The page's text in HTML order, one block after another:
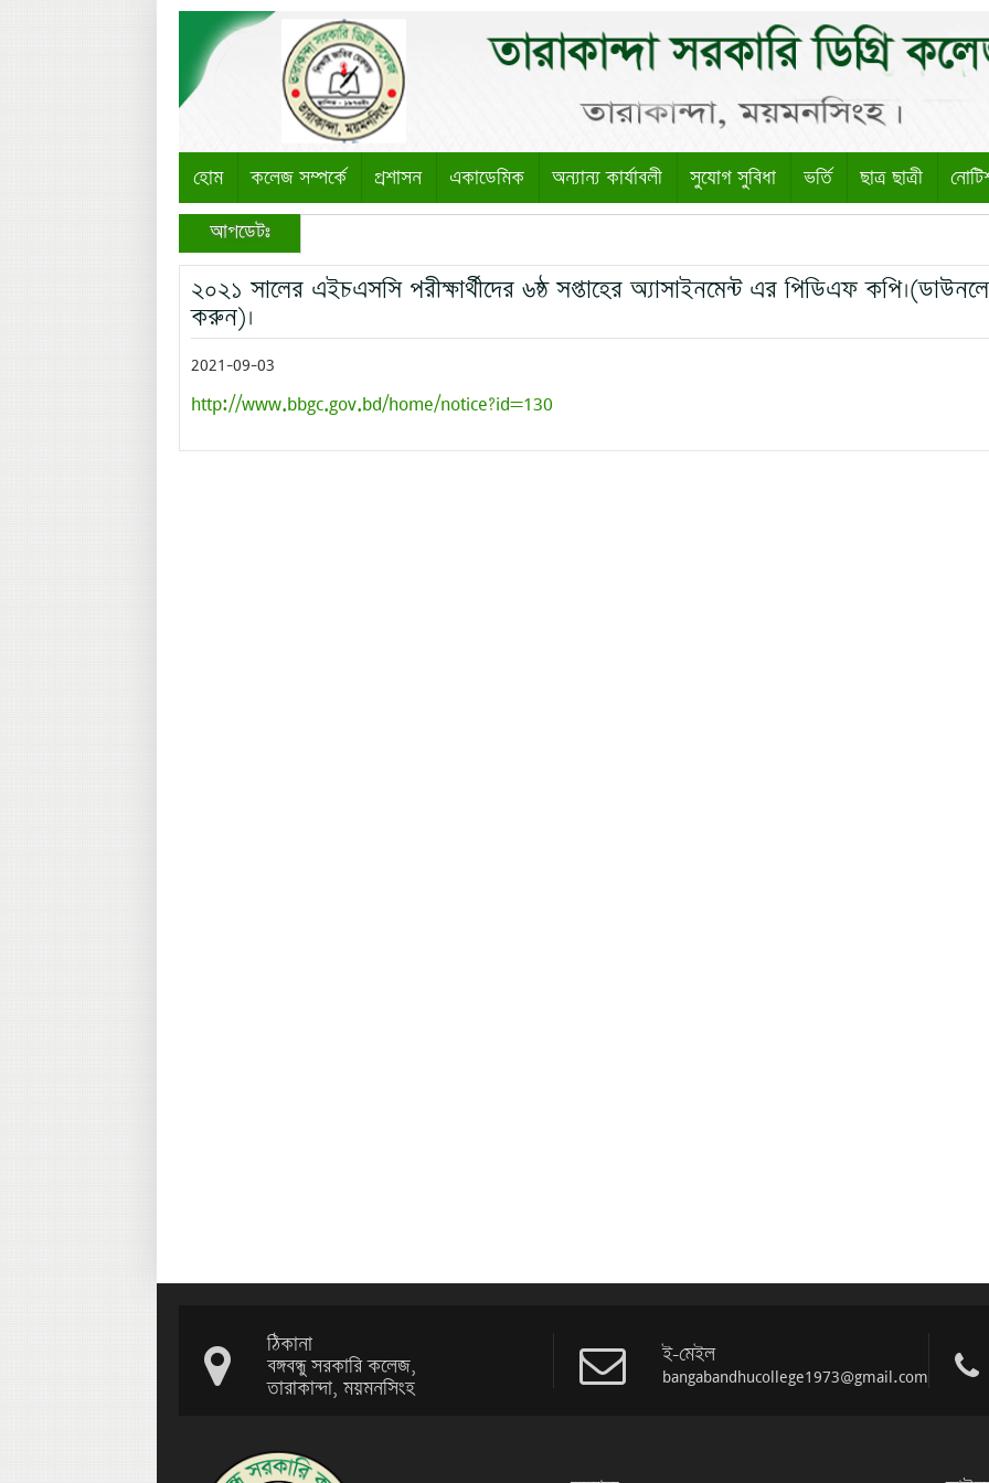
হোম কলেজ সম্পর্কে প্রশাসন একাডেমিক অন্যান্য কার্যাবলী সুযোগ সুবিধা ভর্তি ছাত্র ছাত্রী
আপডেটঃ
২০২১ সালের এইচএসসি পরীক্ষার্থীদের ৬ষ্ঠ সপ্তাহের অ্যাসাইনমেন্ট এর পিডিএফ
করুন)।
2021-09-03
http://www.bbgc.gov.bd/home/notice?id=130
ঠিকানা
বঙ্গবন্ধু সরকারি কলেজ,
তারাকান্দা, ময়মনসিংহ
ই-মেইল
bangabandhucollege1973@gmail.com